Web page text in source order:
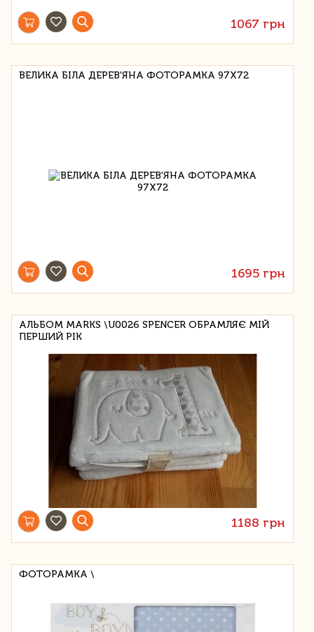
1067 грн
ВЕЛИКА БІЛА ДЕРЕВ'ЯНА ФОТОРАМКА 97Х72
1695 грн
АЛЬБОМ MARKS \U0026 SPENCER ОБРАМЛЯЄ МІЙ
ПЕРШИЙ РІК
1188 грн
ФОТОРАМКА \